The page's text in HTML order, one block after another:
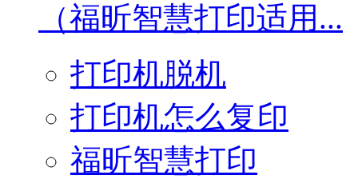
（福昕智慧打印适用...
打印机脱机
打印机怎么复印
福昕智慧打印